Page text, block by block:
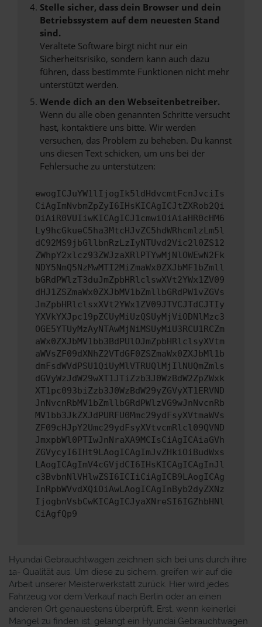
Stelle sicher, dass dein Browser und dein
Betriebssystem auf dem neuesten Stand
sind.
Veraltete Software birgt nicht nur ein
Sicherheitsrisiko, sondern kann auch dazu
führen, dass bestimmte Funktionen nicht mehr
unterstützt werden.
Wende dich an den Webseitenbetreiber.
Wenn du alle oben genannten Schritte versucht
hast, kontaktiere uns bitte. Wir werden
versuchen, das Problem zu beheben. Du kannst
uns diesen Text schicken, um uns bei der
Fehlersuche zu unterstützen:
ewogICJuYW1lIjogIk5ldHdvcmtFcnJvciIs
CiAgImNvbmZpZyI6IHsKICAgICJtZXRob2Qi
OiAiR0VUIiwKICAgICJ1cmwiOiAiaHR0cHM6
Ly9hcGkueC5ha3MtcHJvZC5hdWRhcmlzLm5l
dC92MS9jbGllbnRzLzIyNTUvd2Vic2l0ZS12
ZWhpY2xlcz93ZWJzaXRlPTYwMjNlOWEwN2Fk
NDY5NmQ5NzMwMTI2MiZmaWx0ZXJbMF1bZmll
bGRdPWlzT3duJmZpbHRlclswXVt2YWx1ZV09
dHJ1ZSZmaWx0ZXJbMV1bZmllbGRdPW1vZGVs
JmZpbHRlclsxXVt2YWx1ZV09JTVCJTdCJTIy
YXVkYXJpc19pZCUyMiUzQSUyMjViODNlMzc3
OGE5YTUyMzAyNTAwMjNiMSUyMiU3RCU1RCZm
aWx0ZXJbMV1bb3BdPUlOJmZpbHRlclsyXVtm
aWVsZF09dXNhZ2VTdGF0ZSZmaWx0ZXJbMl1b
dmFsdWVdPSU1QiUyMlVTRUQlMjIlNUQmZmls
dGVyWzJdW29wXT1JTiZzb3J0WzBdW2ZpZWxk
XT1pc093biZzb3J0WzBdW29yZGVyXT1ERVND
JnNvcnRbMV1bZmllbGRdPWlzVG9wJnNvcnRb
MV1bb3JkZXJdPURFU0Mmc29ydFsyXVtmaWVs
ZF09cHJpY2Umc29ydFsyXVtvcmRlcl09QVND
JmxpbWl0PTIwJnNraXA9MCIsCiAgICAiaGVh
ZGVycyI6IHt9LAogICAgImJvZHkiOiBudWxs
LAogICAgImV4cGVjdCI6IHsKICAgICAgInJl
c3BvbnNlVHlwZSI6ICIiCiAgICB9LAogICAg
InRpbWVvdXQiOiAwLAogICAgInByb2dyZXNz
IjogbnVsbCwKICAgICJyaXNreSI6IGZhbHNl
CiAgfQp9
Hyundai Gebrauchtwagen zeichnen sich bei uns durch ihre
1a- Qualität aus. Um diese zu sichern, greifen wir auf die
Arbeit unserer Meisterwerkstatt zurück. Hier wird jedes
Fahrzeug vor dem Verkauf nach Berlin oder an einen
anderen Ort genauestens überprüft. Erst, wenn keinerlei
Mangel zu finden ist, gelangt ein Hyundai Gebrauchtwagen